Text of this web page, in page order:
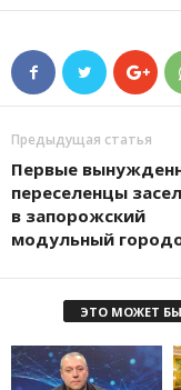
Предыдущая статья
Первые
переселенцы
в запорожский
модульный
ЭТО МОЖЕТ